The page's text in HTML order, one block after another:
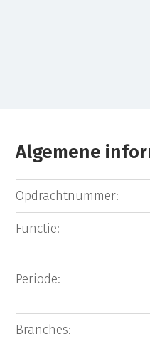
Algemene
Opdrachtnummer:
Functie:
Periode:
Branches: